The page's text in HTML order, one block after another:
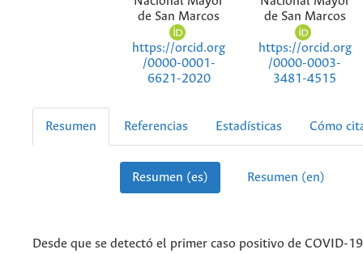
de San Marcos
https://orcid.org
/0000-0001-
6621-2020
de San Marcos
https://orcid.org
/0000-0003-
3481-4515
Resumen Referencias Estadísticas Cómo
Resumen (es) Resumen (en)
Desde que se detectó el primer caso positivo de COVID-